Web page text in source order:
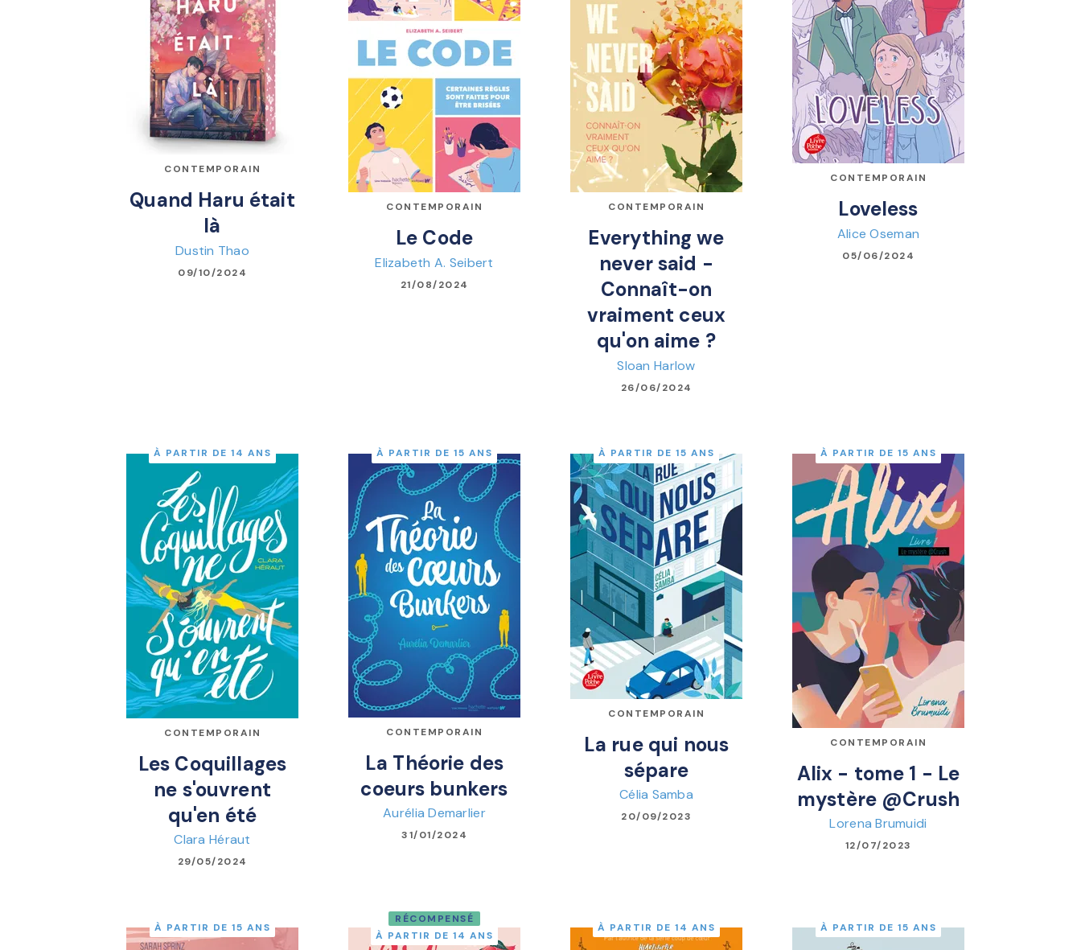
CONTEMPORAIN
Quand Haru était
là
Dustin Thao
09/10/2024
CONTEMPORAIN
Le Code
Elizabeth A. Seibert
21/08/2024
CONTEMPORAIN
Everything we
never said -
Connaît-on
vraiment ceux
qu'on aime ?
Sloan Harlow
26/06/2024
CONTEMPORAIN
Loveless
Alice Oseman
05/06/2024
À PARTIR DE 14 ANS
CONTEMPORAIN
Les Coquillages
ne s'ouvrent
qu'en été
Clara Héraut
29/05/2024
À PARTIR DE 15 ANS
CONTEMPORAIN
La Théorie des
coeurs bunkers
Aurélia Demarlier
31/01/2024
À PARTIR DE 15 ANS
CONTEMPORAIN
La rue qui nous
sépare
Célia Samba
20/09/2023
À PARTIR DE 15 ANS
CONTEMPORAIN
Alix - tome 1 - Le
mystère @Crush
Lorena Brumuidi
12/07/2023
À PARTIR DE 15 ANS
RÉCOMPENSÉ
À PARTIR DE 14 ANS
À PARTIR DE 14 ANS À PARTIR DE 15 ANS